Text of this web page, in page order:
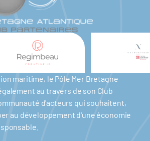
maritime, le Pôle Mer Bretagne
au travers de son Club
d'acteurs qui souhaitent,
au développement d'une économie